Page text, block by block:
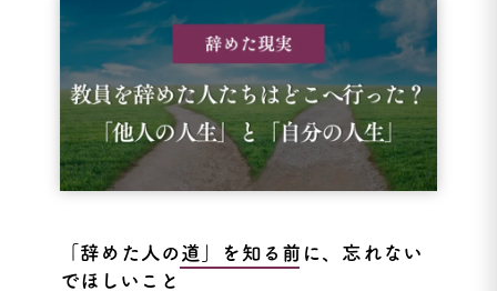
「辞めた人の道」を知る前に、忘れない
でほしいこと